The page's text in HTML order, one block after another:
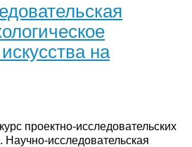
на
проектно-исследовательских
Научно-исследовательская